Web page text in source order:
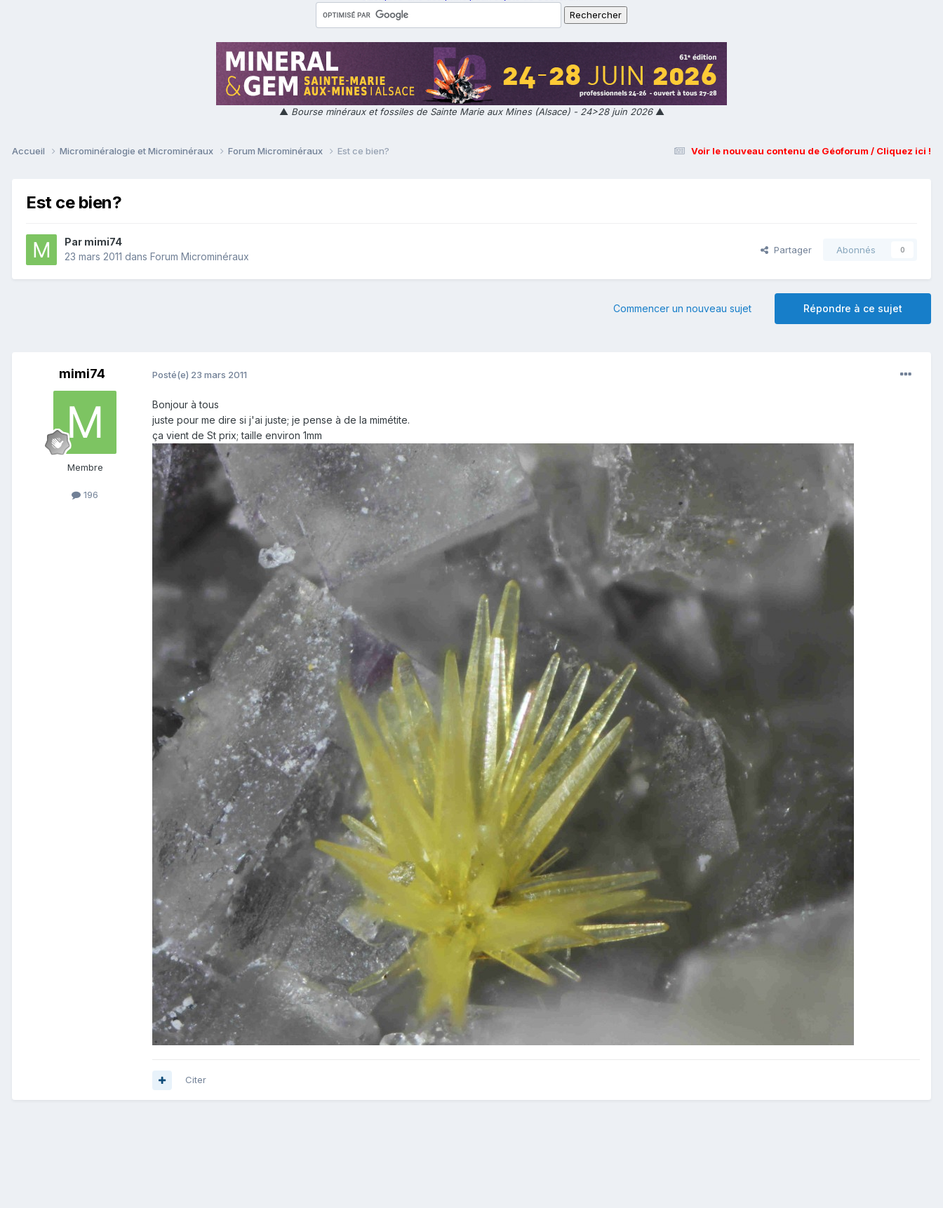
▲ Bourse minéraux et fossiles de Sainte Marie aux Mines (Alsace) - 24>28 juin 2026▲
Voir le nouveau contenu de Géoforum / Cliquez ici !
Accueil Microminéralogie et Microminéraux Forum Microminéraux Est ce bien?
Est ce bien?
Par mimi74
23 mars 2011 dans Forum Microminéraux
Partager Abonnés 0
Répondre à ce sujet
Commencer un nouveau sujet
mimi74
Membre
196
Posté(e) 23 mars 2011
Bonjour à tous
juste pour me dire si j'ai juste; je pense à de la mimétite.
ça vient de St prix; taille environ 1mm
Citer